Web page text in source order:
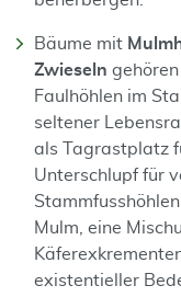
Bäume mit
Zwieseln
Faulhöhlen im
seltener
als Tagrastplatz
Unterschlupf für
Mulm, eine
existentieller